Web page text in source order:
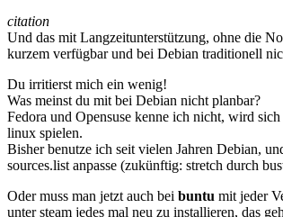
citation
Und das mit Langzeitunterstützung, ohne die
kurzem verfügbar und bei Debian traditionell
Du irritierst mich ein wenig!
Was meinst du mit bei Debian nicht planbar?
Fedora und Opensuse kenne ich nicht, wird
linux spielen.
Bisher benutze ich seit vielen Jahren Debian,
sources.list anpasse (zukünftig: stretch durch
Oder muss man jetzt auch bei buntu mit jeder
unter steam jedes mal neu zu installieren, das